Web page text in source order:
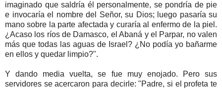
imaginado que saldría él personalmente, se pondría de pie
e invocaría el nombre del Señor, su Dios; luego pasaría su
mano sobre la parte afectada y curaría al enfermo de la piel.
¿Acaso los ríos de Damasco, el Abaná y el Parpar, no valen
más que todas las aguas de Israel? ¿No podía yo bañarme
en ellos y quedar limpio?".
Y dando media vuelta, se fue muy enojado. Pero sus
servidores se acercaron para decirle: "Padre, si el profeta te